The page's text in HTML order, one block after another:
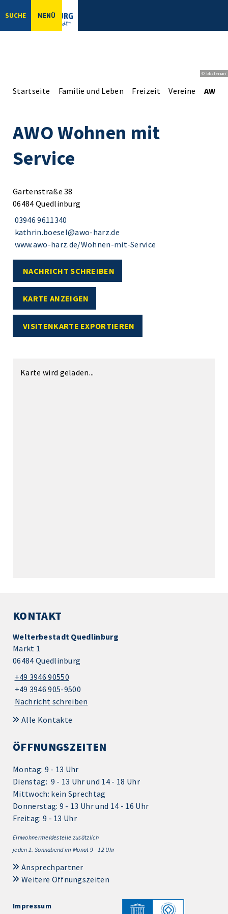
SUCHE MENÜ
© bbsferrari
Startseite Familie und Leben Freizeit Vereine AWO
AWO Wohnen mit
Service
Gartenstraße 38
06484 Quedlinburg
03946 9611340
kathrin.boesel@awo-harz.de
www.awo-harz.de/Wohnen-mit-Service
NACHRICHT SCHREIBEN
KARTE ANZEIGEN
VISITENKARTE EXPORTIEREN
Karte wird geladen...
KONTAKT
Welterbestadt Quedlinburg
Markt 1
06484 Quedlinburg
+49 3946 90550
+49 3946 905-9500
Nachricht schreiben
Alle Kontakte
ÖFFNUNGSZEITEN
Montag: 9 - 13 Uhr
Dienstag: 9 - 13 Uhr und 14 - 18 Uhr
Mittwoch: kein Sprechtag
Donnerstag: 9 - 13 Uhr und 14 - 16 Uhr
Freitag: 9 - 13 Uhr
Einwohnermeldestelle zusätzlich
jeden 1. Sonnabend im Monat 9 - 12 Uhr
Ansprechpartner
Weitere Öffnungszeiten
Impressum